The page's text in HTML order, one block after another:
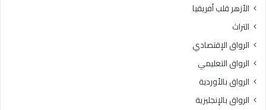
الأزهر قلب أفريقيا
التراث
الرواق الإقتصادي
الرواق التعليمي
الرواق بالأوردية
الرواق بالإنجليزية